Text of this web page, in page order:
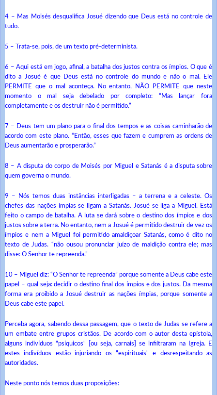
4 – Mas Moisés desqualifica Josué dizendo que Deus está no controle de
tudo.
5 – Trata-se, pois, de um texto pré-determinista.
6 – Aqui está em jogo, afinal, a batalha dos justos contra os ímpios. O que é
dito a Josué é que Deus está no controle do mundo e não o mal. Ele
PERMITE que o mal aconteça. No entanto, NÃO PERMITE que neste
momento o mal seja debelado por completo: “Mas lançar fora
completamente e os destruir não é permitido.”
7 – Deus tem um plano para o final dos tempos e as coisas caminharão de
acordo com este plano. “Então, esses que fazem e cumprem as ordens de
Deus aumentarão e prosperarão.”
8 – A disputa do corpo de Moisés por Miguel e Satanás é a disputa sobre
quem governa o mundo.
9 – Nós temos duas instâncias interligadas – a terrena e a celeste. Os
chefes das nações ímpias se ligam a Satanás. Josué se liga a Miguel. Está
feito o campo de batalha. A luta se dará sobre o destino dos ímpios e dos
justos sobre a terra. No entanto, nem a Josué é permitido destruir de vez os
ímpios e nem a Miguel foi permitido amaldiçoar Satanás, como é dito no
texto de Judas. “não ousou pronunciar juízo de maldição contra ele; mas
disse: O Senhor te repreenda.”
10 – Miguel diz: “O Senhor te repreenda” porque somente a Deus cabe este
papel – qual seja: decidir o destino final dos ímpios e dos justos. Da mesma
forma era proibido a Josué destruir as nações ímpias, porque somente a
Deus cabe este papel.
Perceba agora, sabendo dessa passagem, que o texto de Judas se refere a
um embate entre grupos cristãos. De acordo com o autor desta epístola,
alguns indivíduos "psíquicos" [ou seja, carnais] se infiltraram na Igreja. E
estes indivíduos estão injuriando os "espirituais" e desrespeitando as
autoridades.
Neste ponto nós temos duas proposições: